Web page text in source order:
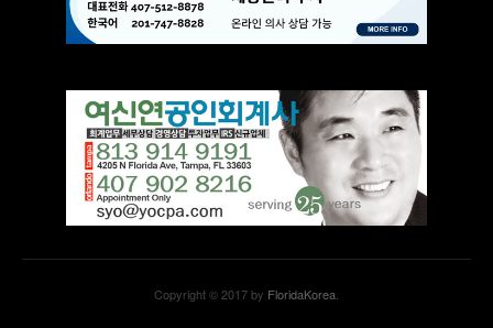
Copyright © 2017 by FloridaKorea